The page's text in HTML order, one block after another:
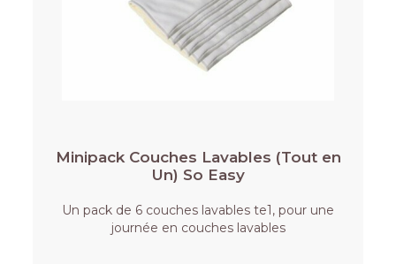
Minipack Couches Lavables (Tout en
Un) So Easy
Un pack de 6 couches lavables te1, pour une
journée en couches lavables